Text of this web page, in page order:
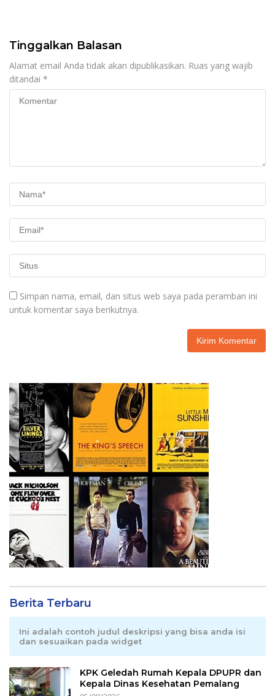
Tinggalkan Balasan
Alamat email Anda tidak akan dipublikasikan. Ruas yang wajib
ditandai *
Simpan nama, email, dan situs web saya pada peramban ini
untuk komentar saya berikutnya.
Berita Terbaru
Ini adalah contoh judul deskripsi yang bisa anda isi
dan sesuaikan pada widget
KPK Geledah Rumah Kepala DPUPR dan
Kepala Dinas Kesehatan Pemalang